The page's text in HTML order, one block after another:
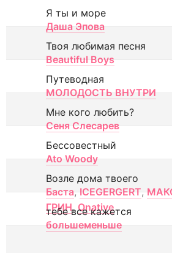
Я ты и море
Даша Эпова
Твоя любимая песня
Beautiful Boys
Путеводная
МОЛОДОСТЬ ВНУТРИ
Мне кого любить?
Сеня Слесарев
Бессовестный
Ato Woody
Возле дома твоего
Баста, ICEGERGERT,
ГРИН, Onative
тебе все кажется
большеменьше